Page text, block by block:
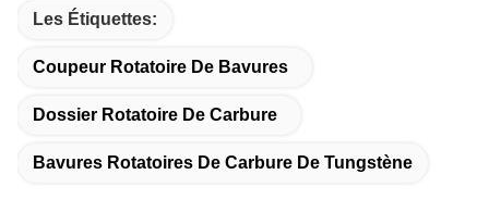
Les Étiquettes:
Coupeur Rotatoire De Bavures
Dossier Rotatoire De Carbure
Bavures Rotatoires De Carbure De Tungstène